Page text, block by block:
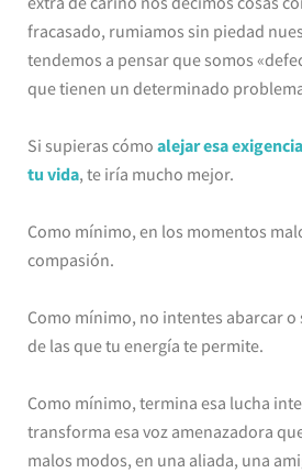
fracasado, rumiamos sin piedad
tendemos a pensar que somos
que tienen un determinado
Si supieras cómo alejar esa
tu vida, te iría mucho mejor.
Como mínimo, en los momentos
compasión.
Como mínimo, no intentes abarcar o
de las que tu energía te permite.
Como mínimo, termina esa lucha
transforma esa voz amenazadora
malos modos, en una aliada, una